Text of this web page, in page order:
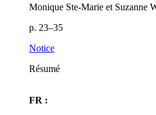
Monique Ste-Marie et Suzanne
p. 23–35
Notice
Résumé
FR :